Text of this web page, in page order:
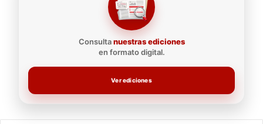
Consultanuestras ediciones
en formato digital.
Ver ediciones